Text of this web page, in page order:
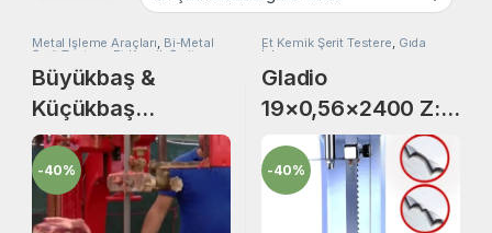
Metal İşleme Araçları, Bi-Metal
Şerit Testere Et Kemik Şerit
Testere, Gıda İşleme
Büyükbaş &
Küçükbaş
Kesiminde 80’lik
Hızar İçin
27×0,90×6200
-40%
Et Kemik Şerit Testere, Gıda
İşleme
Gladio
19×0,56×2400 Z:
2+C Wario/TPI.
GGM Gastro-
Swedlinghaus-
-40%